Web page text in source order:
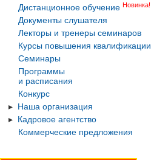
Дистанционное обучение Новинка!
Документы слушателя
Лекторы и тренеры семинаров
Курсы повышения квалификации
Семинары
Программы
и расписания
Конкурс
Наша организация
Кадровое агентство
Коммерческие предложения